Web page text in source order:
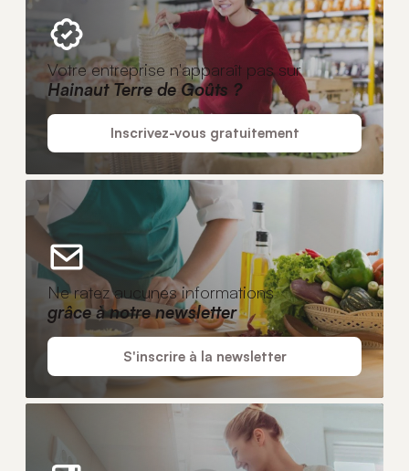
Votre entreprise n'apparaît pas sur
Hainaut Terre de Goûts ?
Inscrivez-vous gratuitement
Ne ratez aucunes informations
grâce à notre newsletter
S'inscrire à la newsletter